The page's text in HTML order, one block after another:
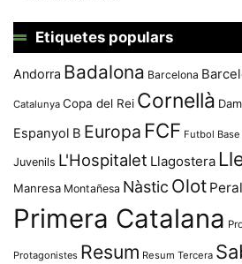
Etiquetes populars
Andorra Badalona Barcelona
Catalunya Copa del Rei Cornellà
Espanyol B Europa FCF Futbol Base
Juvenils L'Hospitalet Llagostera
Manresa Montañesa Nàstic Olot
Primera Catalana
Protagonistes Resum Resum Tercera